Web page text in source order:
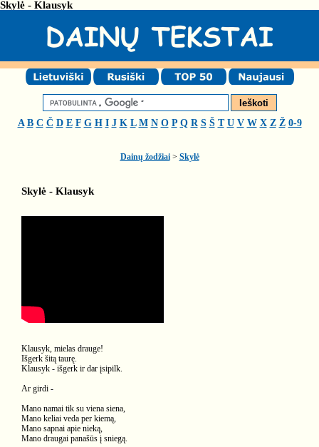
Skylė - Klausyk
A B C Č D E F G H I J K L M N O P Q R S Š T U V W X Z Ž 0-9
Dainų žodžiai> Skylė
Skylė - Klausyk
Klausyk, mielas drauge!
Išgerk šitą taurę.
Klausyk - išgerk ir dar įsipilk.
Ar girdi -
Mano namai tik su viena siena,
Mano keliai veda per kiemą,
Mano sapnai apie nieką,
Mano draugai panašūs į sniegą.